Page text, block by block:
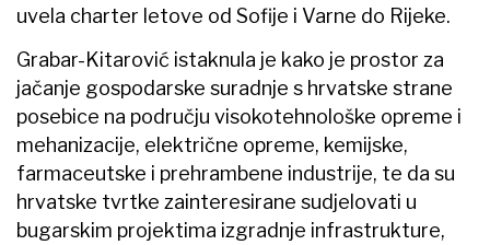
uvela charter letove od Sofije i Varne do Rijeke.
Grabar-Kitarović istaknula je kako je prostor za
jačanje gospodarske suradnje s hrvatske strane
posebice na području visokotehnološke opreme i
mehanizacije, električne opreme, kemijske,
farmaceutske i prehrambene industrije, te da su
hrvatske tvrtke zainteresirane sudjelovati u
bugarskim projektima izgradnje infrastrukture,